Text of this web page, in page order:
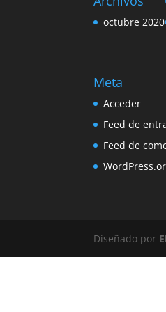
octubre 2020
Meta
Acceder
Feed de
Feed de
Diseñado por